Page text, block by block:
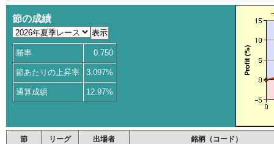
節の成績
勝率 0.750
節あたりの上昇率 3.097%
通算成績 12.97%
節 リーグ 出場者 銘柄（コード）